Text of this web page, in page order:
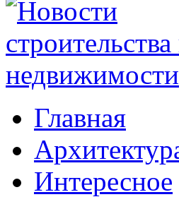
Главная
Интересное